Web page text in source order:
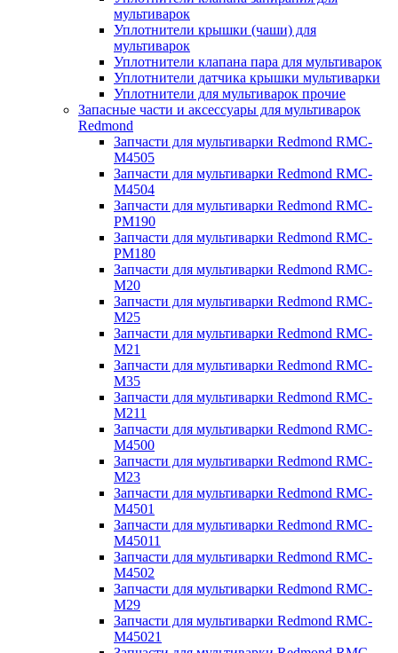
мультиварок
Уплотнители крышки (чаши) для
мультиварок
Уплотнители клапана пара для мультиварок
Уплотнители датчика крышки мультиварки
Уплотнители для мультиварок прочие
Запасные части и аксессуары для мультиварок
Redmond
Запчасти для мультиварки Redmond RMC-
M4505
Запчасти для мультиварки Redmond RMC-
M4504
Запчасти для мультиварки Redmond RMC-
PM190
Запчасти для мультиварки Redmond RMC-
PM180
Запчасти для мультиварки Redmond RMC-
M20
Запчасти для мультиварки Redmond RMC-
M25
Запчасти для мультиварки Redmond RMC-
M21
Запчасти для мультиварки Redmond RMC-
M35
Запчасти для мультиварки Redmond RMC-
M211
Запчасти для мультиварки Redmond RMC-
M4500
Запчасти для мультиварки Redmond RMC-
M23
Запчасти для мультиварки Redmond RMC-
M4501
Запчасти для мультиварки Redmond RMC-
M45011
Запчасти для мультиварки Redmond RMC-
M4502
Запчасти для мультиварки Redmond RMC-
M29
Запчасти для мультиварки Redmond RMC-
M45021